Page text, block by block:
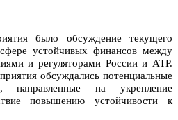
было обсуждение текущего
сфере устойчивых финансов между
и регуляторами России и АТР.
обсуждались потенциальные
направленные на укрепление
повышению устойчивости к